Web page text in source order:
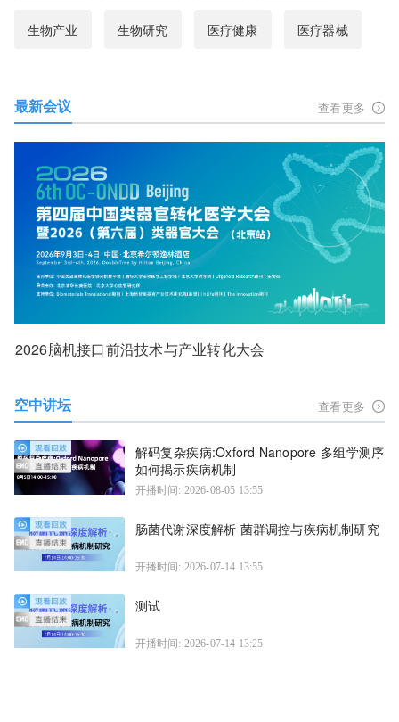
生物产业 生物研究 医疗健康 医疗器械
最新会议 查看更多
2026脑机接口前沿技术与产业转化大会
空中讲坛 查看更多
解码复杂疾病:Oxford Nanopore 多组学测序
如何揭示疾病机制
开播时间: 2026-08-05 13:55
肠菌代谢深度解析 菌群调控与疾病机制研究
开播时间: 2026-07-14 13:55
测试
开播时间: 2026-07-14 13:25